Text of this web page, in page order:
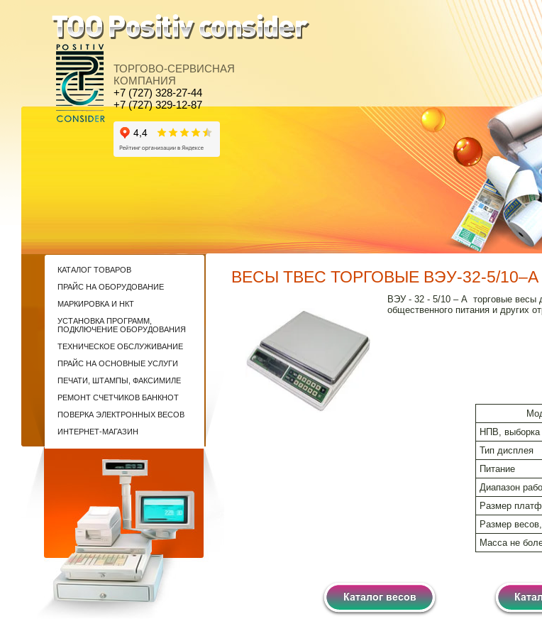
ТОРГОВО-СЕРВИСНАЯ
КОМПАНИЯ
+7 (727) 328-27-44
+7 (727) 329-12-87
КАТАЛОГ ТОВАРОВ
ПРАЙС НА ОБОРУДОВАНИЕ
МАРКИРОВКА И НКТ
УСТАНОВКА ПРОГРАММ,
ПОДКЛЮЧЕНИЕ ОБОРУДОВАНИЯ
ТЕХНИЧЕСКОЕ ОБСЛУЖИВАНИЕ
ПРАЙС НА ОСНОВНЫЕ УСЛУГИ
ПЕЧАТИ, ШТАМПЫ, ФАКСИМИЛЕ
РЕМОНТ СЧЕТЧИКОВ БАНКНОТ
ПОВЕРКА ЭЛЕКТРОННЫХ ВЕСОВ
ИНТЕРНЕТ-МАГАЗИН
ВЕСЫ ТВЕС ТОРГОВЫЕ ВЭУ-32-5/10–А
ВЭУ - 32 - 5/10 – А торговые весы
общественного питания и других
НПВ, выборка
Тип дисплея
Питание
Диапазон
Размер
Размер
Масса не